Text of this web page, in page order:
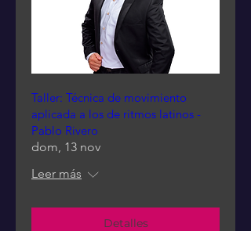
Taller: Técnica de movimiento
aplicada a los de ritmos latinos -
Pablo Rivero
dom, 13 nov
Leer más
Detalles